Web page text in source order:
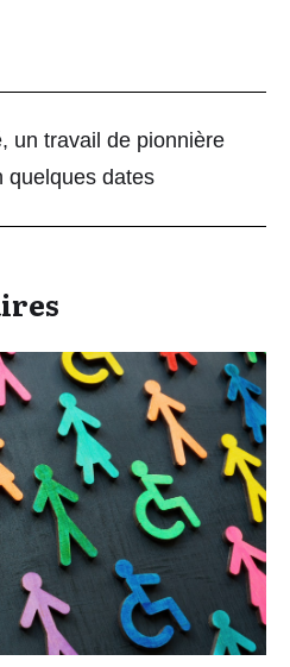
un travail de pionnière
quelques dates